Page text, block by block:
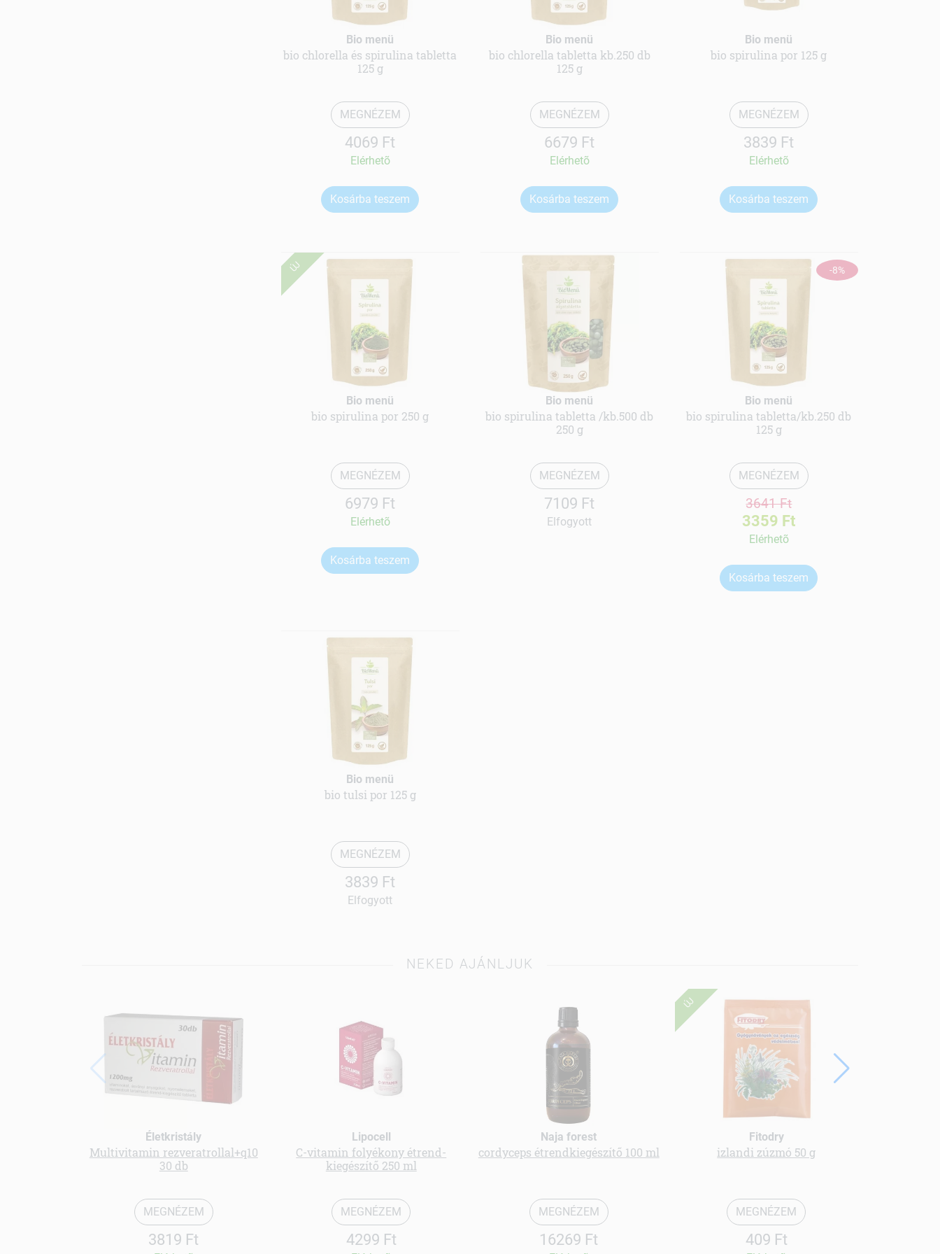
Bio menü
bio chlorella és spirulina tabletta
125 g
MEGNÉZEM
4069 Ft
Elérhetõ
Kosárba teszem
Bio menü
bio chlorella tabletta kb.250 db
125 g
MEGNÉZEM
6679 Ft
Elérhetõ
Kosárba teszem
Bio menü
bio spirulina por 125 g
MEGNÉZEM
3839 Ft
Elérhetõ
Kosárba teszem
ÚJ
Bio menü
bio spirulina por 250 g
MEGNÉZEM
6979 Ft
Elérhetõ
Kosárba teszem
Bio menü
bio spirulina tabletta /kb.500 db
250 g
MEGNÉZEM
7109 Ft
Elfogyott
-8%
Bio menü
bio spirulina tabletta/kb.250 db
125 g
MEGNÉZEM
3641 Ft
3359 Ft
Elérhetõ
Kosárba teszem
Bio menü
bio tulsi por 125 g
MEGNÉZEM
3839 Ft
Elfogyott
NEKED AJÁNLJUK
Életkristály
Multivitamin rezveratrollal+q10
30 db
MEGNÉZEM
3819 Ft
Lipocell
C-vitamin folyékony étrend-
kiegészítő 250 ml
MEGNÉZEM
4299 Ft
Naja forest
cordyceps étrendkiegészítő 100 ml
MEGNÉZEM
16269 Ft
ÚJ
Fitodry
izlandi zúzmó 50 g
MEGNÉZEM
409 Ft